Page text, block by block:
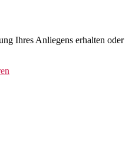
Ihres Anliegens erhalten oder